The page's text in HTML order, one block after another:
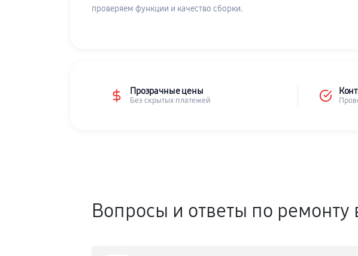
проверяем функции и качество сборки.
Прозрачные цены
Без скрытых платежей
Вопросы и ответы по ремонту